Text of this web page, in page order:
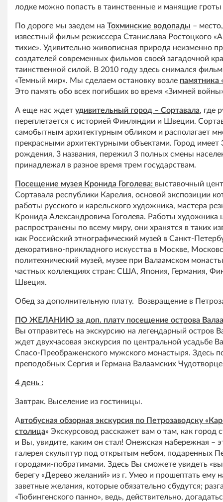
лодке можно попасть в таинственные и манящие
По дороге мы заедем на Тохминские водопады –
известный фильм режиссера Станислава Ростоцкого «А
тихие». Удивительно живописная природа неизменно
создателей современных фильмов своей загадочной
таинственной силой. В 2010 году здесь снимался
«Темный мир». Мы сделаем остановку возле памятника
Это память обо всех погибших во время «Зимней
А еще нас ждет удивительный город – Сортавала, где
переплетается с историей Финляндии и Швеции.
самобытным архитектурным обликом и располагает
прекрасными архитектурными объектами. Город имеет
рождения, 3 названия, пережил 3 полных смены
принадлежал в разное время трем государствам.
Посещение музея Кронида Гоголева: выставочный
Сортавала республики Карелия, основой экспозиции
работы русского и карельского художника, мастера
Кронида Александровича Гоголева. Работы художника
распространены по всему миру, они хранятся в таких
как Российский этнографический музей в Санкт-
декоративно-прикладного искусства в Москве,
политехнический музей, музее при Валаамском
частных коллекциях стран: США, Япония, Германия,
Швеция.
Обед за дополнительную плату. Возвращение в
ПО ЖЕЛАНИЮ за доп. плату посещение острова
Вы отправитесь на экскурсию на легендарный остров
ждет двухчасовая экскурсия по центральной усадьбе
Спасо-Преображенского мужского монастыря. Здесь
преподобных Сергия и Германа Валаамских
4 день :
Завтрак. Выселение из гостиницы.
Автобусная обзорная экскурсия по Петрозаводску
столица» Экскурсовод расскажет вам о там, как город
и Вы, увидите, каким он стал! Онежская набережная –
галерея скульптур под открытым небом, подаренных
городами-побратимами. Здесь Вы сможете увидеть
берегу «Дерево желаний» из г. Умео и прошептать ему
заветные желания, которые обязательно сбудутся;
«Тюбингенского панно», ведь, действительно,